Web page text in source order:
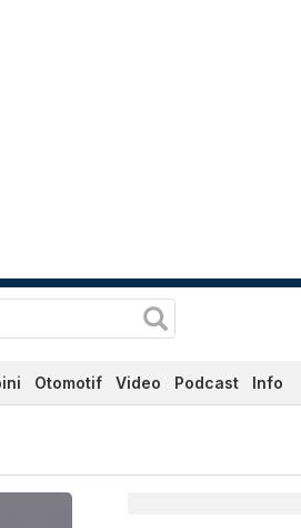
Otomotif Video Podcast Info